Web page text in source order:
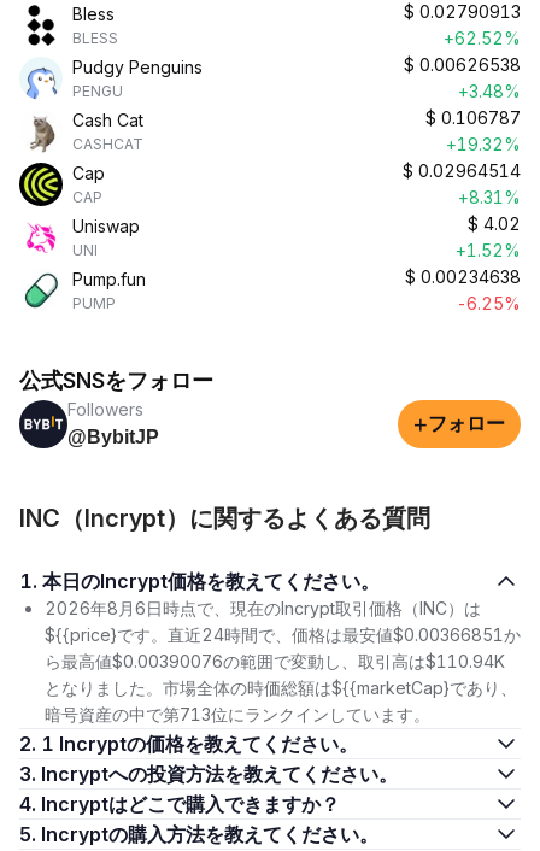
Bless
BLESS
$ 0.02790913
+62.52%
Pudgy Penguins
PENGU
$ 0.00626538
+3.48%
Cash Cat
CASHCAT
$ 0.106787
+19.32%
Cap
CAP
$ 0.02964514
+8.31%
Uniswap
UNI
$ 4.02
+1.52%
Pump.fun
PUMP
$ 0.00234638
-6.25%
公式SNSをフォロー
Followers
@BybitJP
+フォロー
INC（Incrypt）に関するよくある質問
1. 本日のIncrypt価格を教えてください。
2026年8月6日時点で、現在のIncrypt取引価格（INC）は
${{price}です。直近24時間で、価格は最安値$0.00366851か
ら最高値$0.00390076の範囲で変動し、取引高は$110.94K
となりました。市場全体の時価総額は${{marketCap}であり、
暗号資産の中で第713位にランクインしています。
2. 1 Incryptの価格を教えてください。
3. Incryptへの投資方法を教えてください。
4. Incryptはどこで購入できますか？
5. Incryptの購入方法を教えてください。